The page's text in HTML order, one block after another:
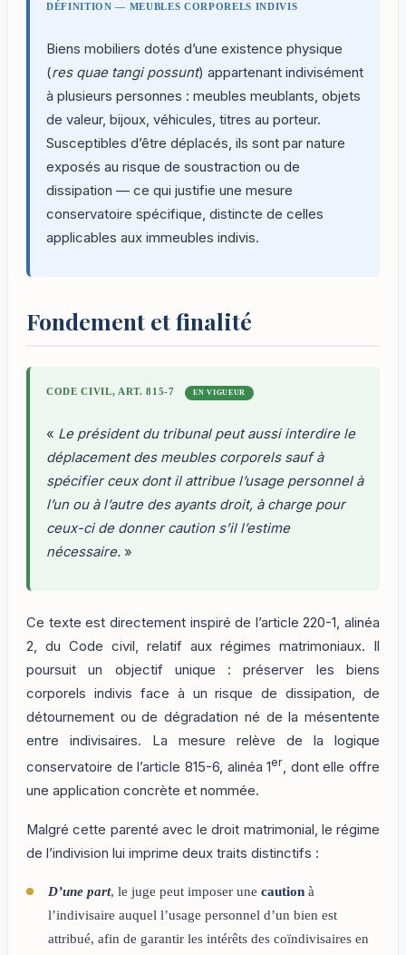
DÉFINITION — MEUBLES CORPORELS INDIVIS
Biens mobiliers dotés d’une existence physique
(res quae tangi possunt) appartenant indivisément
à plusieurs personnes : meubles meublants, objets
de valeur, bijoux, véhicules, titres au porteur.
Susceptibles d’être déplacés, ils sont par nature
exposés au risque de soustraction ou de
dissipation — ce qui justifie une mesure
conservatoire spécifique, distincte de celles
applicables aux immeubles indivis.
Fondement et finalité
CODE CIVIL, ART. 815-7 EN VIGUEUR
« Le président du tribunal peut aussi interdire le
déplacement des meubles corporels sauf à
spécifier ceux dont il attribue l’usage personnel à
l’un ou à l’autre des ayants droit, à charge pour
ceux-ci de donner caution s’il l’estime
nécessaire. »
Ce texte est directement inspiré de l’article 220-1, alinéa
2, du Code civil, relatif aux régimes matrimoniaux. Il
poursuit un objectif unique : préserver les biens
corporels indivis face à un risque de dissipation, de
détournement ou de dégradation né de la mésentente
entre indivisaires. La mesure relève de la logique
conservatoire de l’article 815-6, alinéa 1er, dont elle offre
une application concrète et nommée.
Malgré cette parenté avec le droit matrimonial, le régime
de l’indivision lui imprime deux traits distinctifs :
D’une part, le juge peut imposer une cautionà
l’indivisaire auquel l’usage personnel d’un bien est
attribué, afin de garantir les intérêts des coïndivisaires en